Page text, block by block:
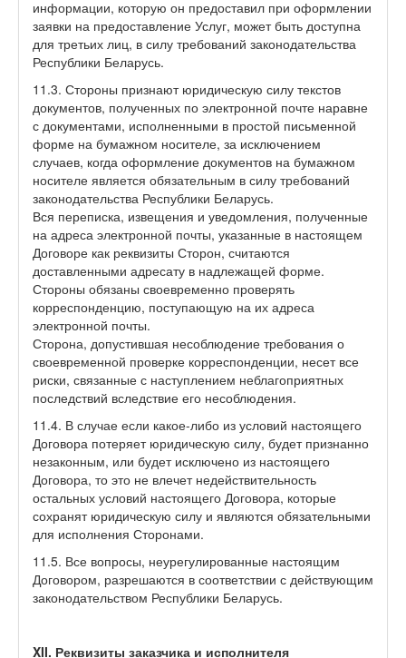
информации, которую он предоставил при оформлении
заявки на предоставление Услуг, может быть доступна
для третьих лиц, в силу требований законодательства
Республики Беларусь.
11.3. Стороны признают юридическую силу текстов
документов, полученных по электронной почте наравне
с документами, исполненными в простой письменной
форме на бумажном носителе, за исключением
случаев, когда оформление документов на бумажном
носителе является обязательным в силу требований
законодательства Республики Беларусь.
Вся переписка, извещения и уведомления, полученные
на адреса электронной почты, указанные в настоящем
Договоре как реквизиты Сторон, считаются
доставленными адресату в надлежащей форме.
Стороны обязаны своевременно проверять
корреспонденцию, поступающую на их адреса
электронной почты.
Сторона, допустившая несоблюдение требования о
своевременной проверке корреспонденции, несет все
риски, связанные с наступлением неблагоприятных
последствий вследствие его несоблюдения.
11.4. В случае если какое-либо из условий настоящего
Договора потеряет юридическую силу, будет признанно
незаконным, или будет исключено из настоящего
Договора, то это не влечет недействительность
остальных условий настоящего Договора, которые
сохранят юридическую силу и являются обязательными
для исполнения Сторонами.
11.5. Все вопросы, неурегулированные настоящим
Договором, разрешаются в соответствии с действующим
законодательством Республики Беларусь.
XII. Реквизиты заказчика и исполнителя